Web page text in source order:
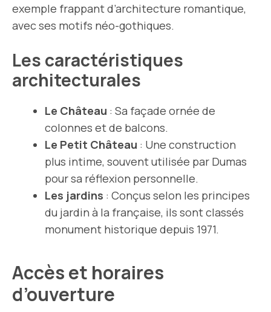
exemple frappant d’architecture romantique,
avec ses motifs néo-gothiques.
Les caractéristiques
architecturales
Le Château : Sa façade ornée de
colonnes et de balcons.
Le Petit Château : Une construction
plus intime, souvent utilisée par Dumas
pour sa réflexion personnelle.
Les jardins : Conçus selon les principes
du jardin à la française, ils sont classés
monument historique depuis 1971.
Accès et horaires
d’ouverture